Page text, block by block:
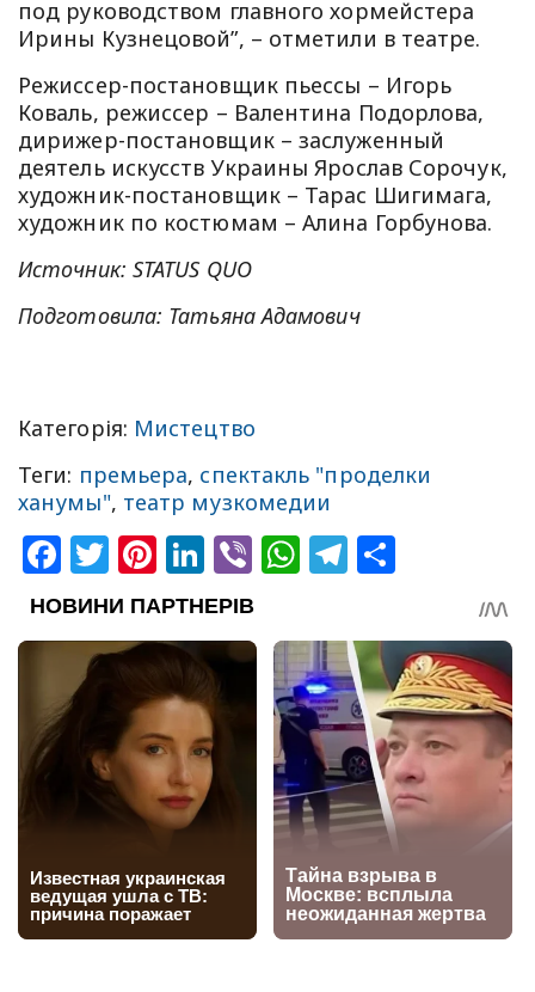
под руководством главного хормейстера
Ирины Кузнецовой”, – отметили в театре.
Режиссер-постановщик пьессы – Игорь
Коваль, режиссер – Валентина Подорлова,
дирижер-постановщик – заслуженный
деятель искусств Украины Ярослав Сорочук,
художник-постановщик – Тарас Шигимага,
художник по костюмам – Алина Горбунова.
Источник: STATUS QUO
Подготовила: Татьяна Адамович
Категорія: Мистецтво
Теги: премьера, спектакль "проделки
ханумы", театр музкомедии
Facebook
Twitter
Pinterest
LinkedIn
ViberWhatsApp
Telegram